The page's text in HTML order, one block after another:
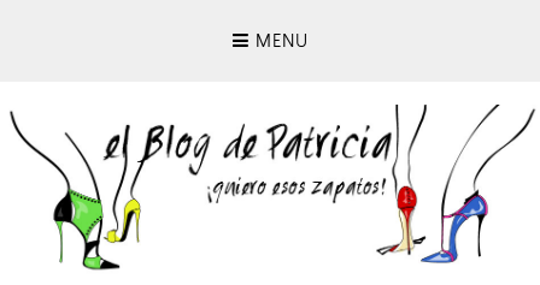
MENU